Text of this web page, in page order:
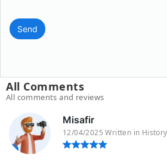
Send
All Comments
All comments and reviews
Misafir
12/04/2025 Written in